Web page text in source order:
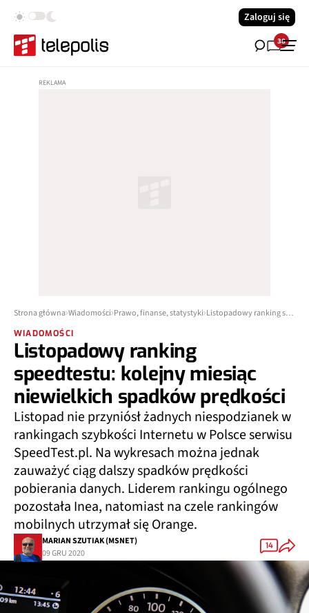
Zaloguj się
38
Strona główna Wiadomości Prawo, finanse, statystyki Listopadowy ranking speedtestu: kolejny miesiąc niewielkich spadków prędkości
WIADOMOŚCI
Listopadowy ranking
speedtestu: kolejny miesiąc
niewielkich spadków prędkości
Listopad nie przyniósł żadnych niespodzianek w
rankingach szybkości Internetu w Polsce serwisu
SpeedTest.pl. Na wykresach można jednak
zauważyć ciąg dalszy spadków prędkości
pobierania danych. Liderem rankingu ogólnego
pozostała Inea, natomiast na czele rankingów
mobilnych utrzymał się Orange.
MARIAN SZUTIAK (MSNET)
09 GRU 2020
14